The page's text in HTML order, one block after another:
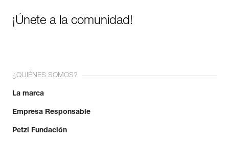
¡Únete a la comunidad!
¿QUIÉNES SOMOS?
La marca
Empresa Responsable
Petzl Fundación